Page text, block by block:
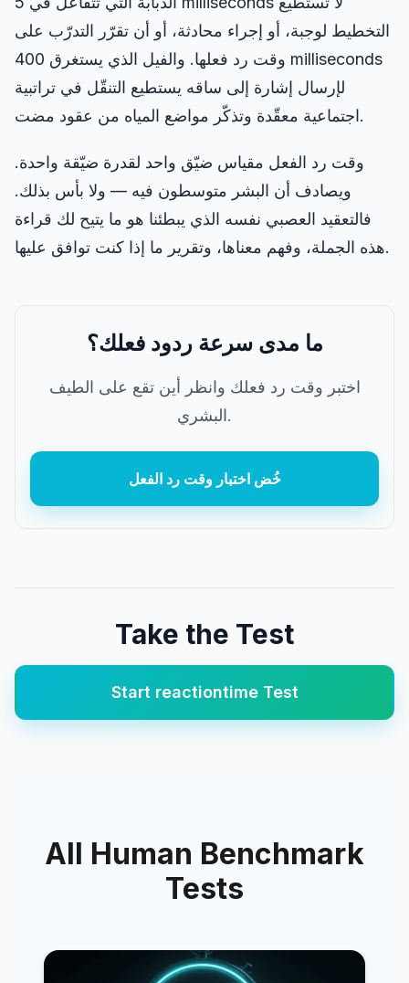
التخطيط لوجبة، أو إجراء محادثة، أو أن تقرّر التدرّب على
وقت رد فعلها. والفيل الذي يستغرق 400 milliseconds
لإرسال إشارة إلى ساقه يستطيع التنقّل في تراتبية
اجتماعية معقّدة وتذكّر مواضع المياه من عقود مضت.
وقت رد الفعل مقياس ضيّق واحد لقدرة ضيّقة واحدة.
ويصادف أن البشر متوسطون فيه — ولا بأس بذلك.
فالتعقيد العصبي نفسه الذي يبطئنا هو ما يتيح لك قراءة
هذه الجملة، وفهم معناها، وتقرير ما إذا كنت توافق عليها.
ما مدى سرعة ردود فعلك؟
اختبر وقت رد فعلك وانظر أين تقع على الطيف
البشري.
خُض اختبار وقت رد الفعل
Take the Test
Start reactiontimeTest
All Human Benchmark
Tests